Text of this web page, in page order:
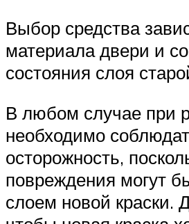
Выбор средства
материала двери и
состояния слоя
В любом случае при
необходимо
осторожность,
повреждения могут
слоем новой краски.